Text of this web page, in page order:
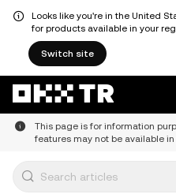
Looks like you're in the United
for products available in your
Switch site
This page is for information
features may not be available